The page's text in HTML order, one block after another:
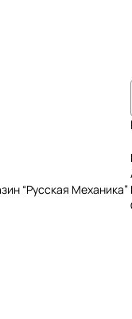
“Русская Механика”